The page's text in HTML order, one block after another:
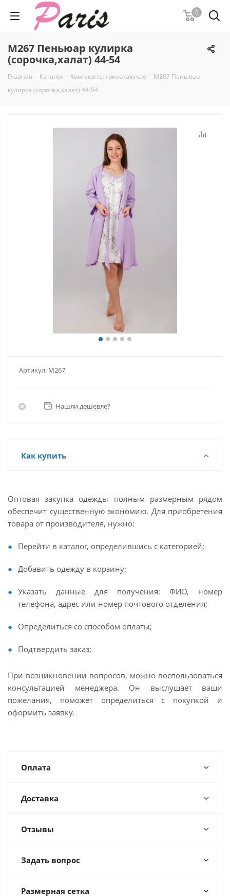
0
М267 Пеньюар кулирка
(сорочка,халат) 44-54
Главная - Каталог - Комплекты трикотажные - М267 Пеньюар
кулирка (сорочка,халат) 44-54
Артикул: М267
Нашли дешевле?
Как купить
Оптовая закупка одежды полным размерным рядом
обеспечит существенную экономию. Для приобретения
товара от производителя, нужно:
Перейти в каталог, определившись с категорией;
Добавить одежду в корзину;
Указать данные для получения: ФИО, номер
телефона, адрес или номер почтового отделения;
Определиться со способом оплаты;
Подтвердить заказ;
При возникновении вопросов, можно воспользоваться
консультацией менеджера. Он выслушает ваши
пожелания, поможет определиться с покупкой и
оформить заявку.
Оплата
Доставка
Отзывы
Задать вопрос
Размерная сетка